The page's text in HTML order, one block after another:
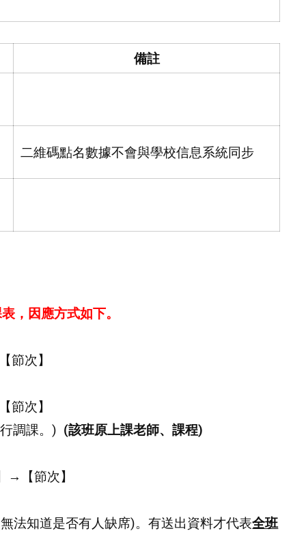
備註
二維碼點名數據不會與學校信息系統同步
，因應方式如下。
次】
次】
調課。) (該班原上課老師、課程)
→【節次】
法知道是否有人缺席)。有送出資料才代表全班